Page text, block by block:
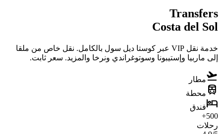
Transfers
Costa del Sol
خدمة نقل VIP عبر كوستا ديل سول بالكامل. نقل خاص من ملقا
إلى ماربيا وإستيبونا وسوتوغراندي ونرخا والمزيد. سعر ثابت.
flight_takeoffمطار
train محطة
hotelفندق
500+
رحلات